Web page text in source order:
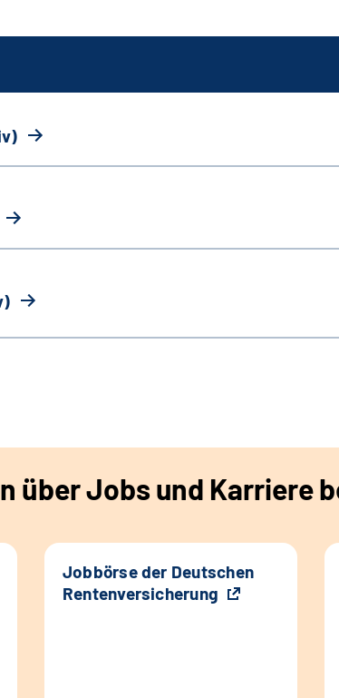
über Jobs und Karriere
Jobbörse der Deutschen
Rentenversicherung